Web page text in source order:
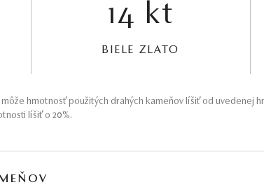
14 kt
BIELE ZLATO
hmotnosť použitých drahých kameňov líšiť od uvedenej
líšiť o 20%.